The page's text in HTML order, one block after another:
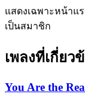
แสดงเฉพาะหน้าแ
เป็นสมาชิก
เพลงที่เกี่ยว
You Are the